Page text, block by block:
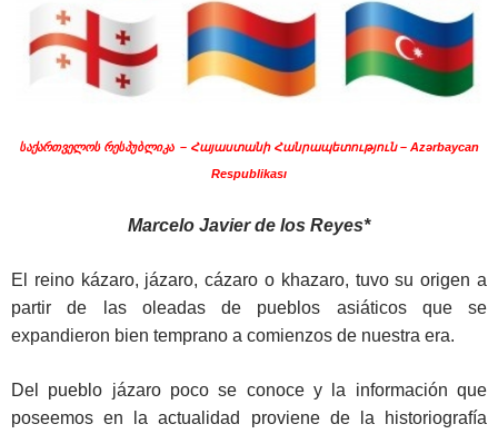
საქართველოს რესპუბლიკა – Հայաստանի Հանրապետություն– Azərbaycan
Respublikası
Marcelo Javier de los Reyes*
El reino kázaro, jázaro, cázaro o khazaro, tuvo su origen a
partir de las oleadas de pueblos asiáticos que se
expandieron bien temprano a comienzos de nuestra era.
Del pueblo jázaro poco se conoce y la información que
poseemos en la actualidad proviene de la historiografía